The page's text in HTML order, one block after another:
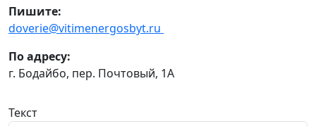
Пишите:
doverie@vitimenergosbyt.ru
По адресу:
г. Бодайбо, пер. Почтовый, 1А
Текст